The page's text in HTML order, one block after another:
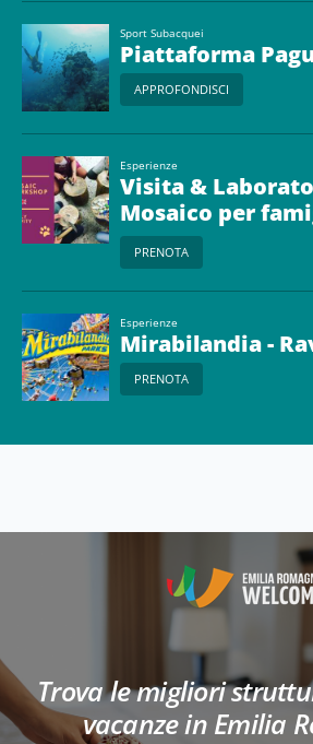
Sport Subacquei
Piattaforma
APPROFONDISCI
Esperienze
Visita &
Mosaico per
Ravenna
PRENOTA
Esperienze
Mirabilandia -
PRENOTA
Trova le migliori
vacanze in Emilia